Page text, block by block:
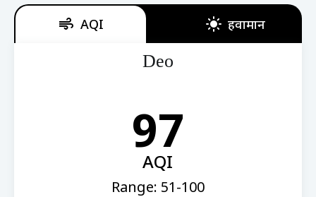
AQI हवामान
Deo
97
AQI
Range: 51-100